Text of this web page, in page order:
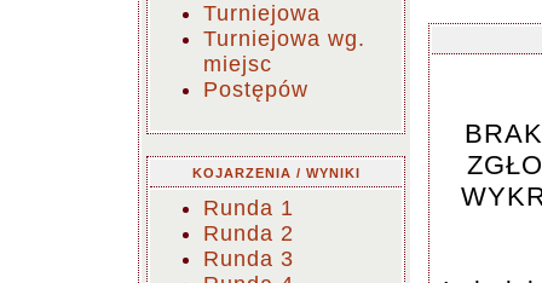
Turniejowa
Turniejowa wg.
miejsc
Postępów
KOJARZENIA / WYNIKI
Runda 1
Runda 2
Runda 3